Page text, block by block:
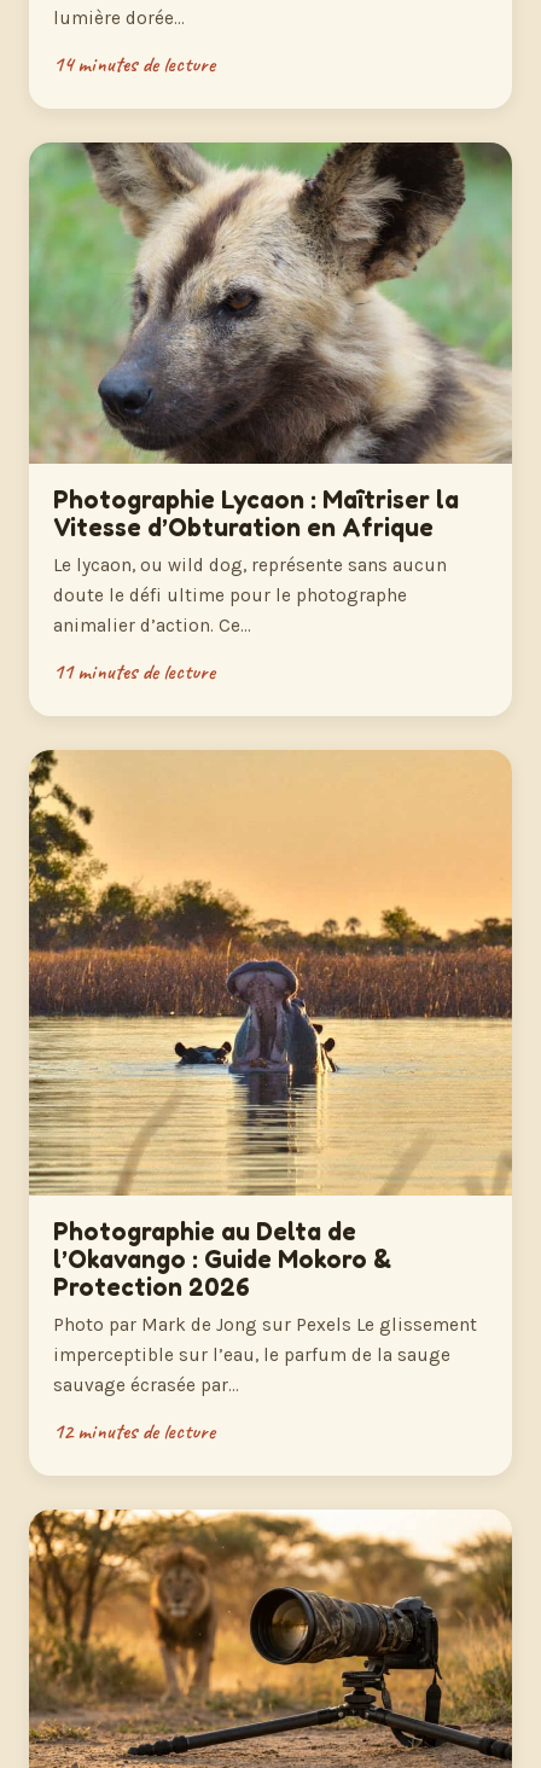
lumière dorée…
14 minutes de lecture
Photographie Lycaon : Maîtriser la
Vitesse d’Obturation en Afrique
Le lycaon, ou wild dog, représente sans aucun
doute le défi ultime pour le photographe
animalier d’action. Ce…
11 minutes de lecture
Photographie au Delta de
l’Okavango : Guide Mokoro &
Protection 2026
Photo par Mark de Jong sur Pexels Le glissement
imperceptible sur l’eau, le parfum de la sauge
sauvage écrasée par…
12 minutes de lecture